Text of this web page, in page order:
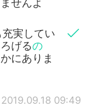
せんよ
実してい
げるの
にありま
2019.09.18 09:49